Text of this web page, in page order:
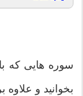
سوره هایی که
بخوانید و علاوه